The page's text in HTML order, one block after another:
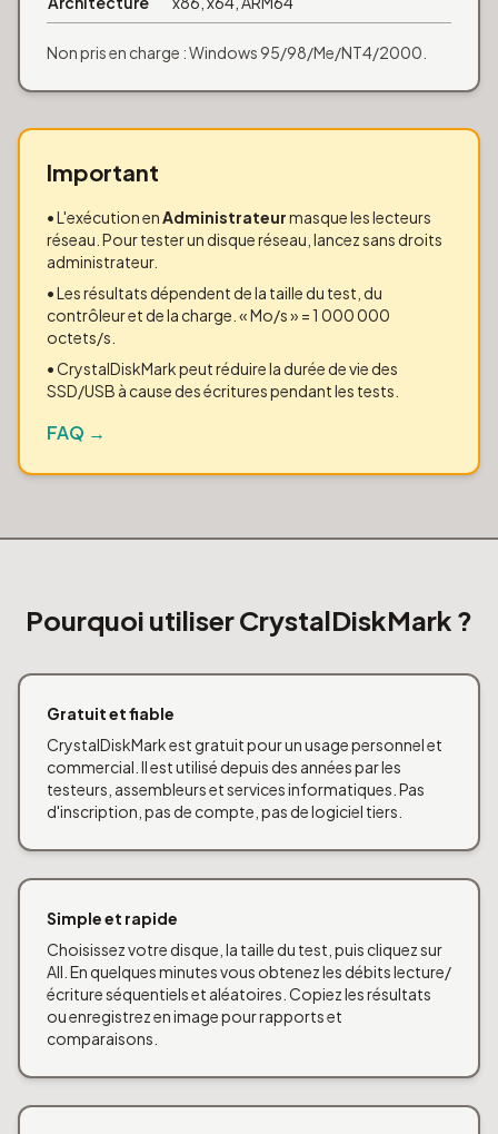
Non pris en charge : Windows 95/98/Me/NT4/2000.
Important
• L'exécution enAdministrateurmasque les lecteurs
réseau. Pour tester un disque réseau, lancez sans droits
administrateur.
• Les résultats dépendent de la taille du test, du
contrôleur et de la charge. « Mo/s » = 1 000 000
octets/s.
• CrystalDiskMark peut réduire la durée de vie des
SSD/USB à cause des écritures pendant les tests.
FAQ →
Pourquoi utiliser CrystalDiskMark ?
Gratuit et fiable
CrystalDiskMark est gratuit pour un usage personnel et
commercial. Il est utilisé depuis des années par les
testeurs, assembleurs et services informatiques. Pas
d'inscription, pas de compte, pas de logiciel tiers.
Simple et rapide
Choisissez votre disque, la taille du test, puis cliquez sur
All. En quelques minutes vous obtenez les débits lecture/
écriture séquentiels et aléatoires. Copiez les résultats
ou enregistrez en image pour rapports et
comparaisons.